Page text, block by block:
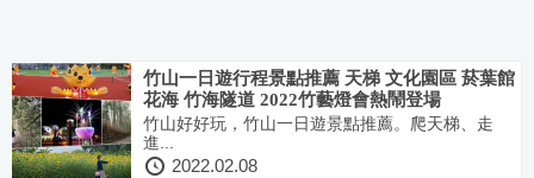
竹山一日遊行程景點推薦 天梯 文化園區 菸葉館
花海 竹海隧道 2022竹藝燈會熱鬧登場
竹山好好玩，竹山一日遊景點推薦。爬天梯、走
進...
2022.02.08